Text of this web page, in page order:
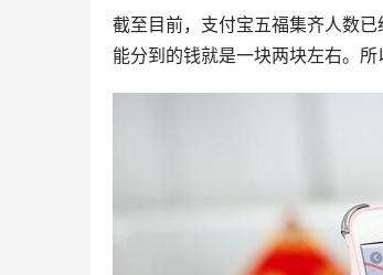
截至目前，支付宝五福集齐人数
能分到的钱就是一块两块左右。